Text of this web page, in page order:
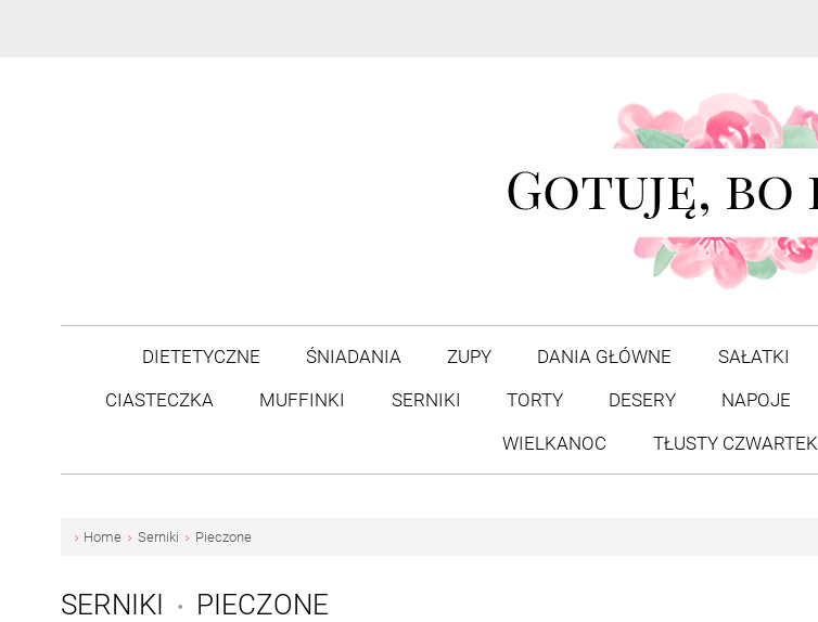
DIETETYCZNE ŚNIADANIA ZUPY DANIA GŁÓWNE SAŁATKI
CIASTECZKA
MUFFINKI SERNIKI TORTY DESERY NAPOJE
WIELKANOC
TŁUSTY CZWARTEK
Home Serniki Pieczone
SERNIKI • PIECZONE